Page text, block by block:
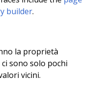
builder.
la proprietà
sono solo pochi
vicini.